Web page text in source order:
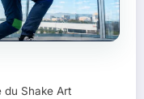
Shake Art